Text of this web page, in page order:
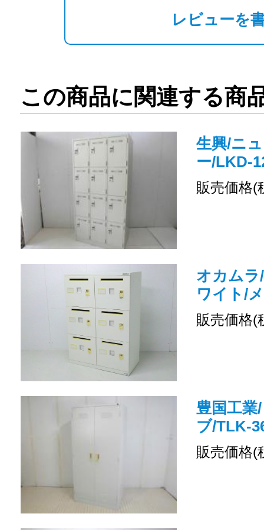
レビューを
この商品に関連する商
生興/ニ
ー/LKD-
販売価格(
オカム
ワイト/
販売価格(
豊国工業
ブ/TLK-
販売価格(